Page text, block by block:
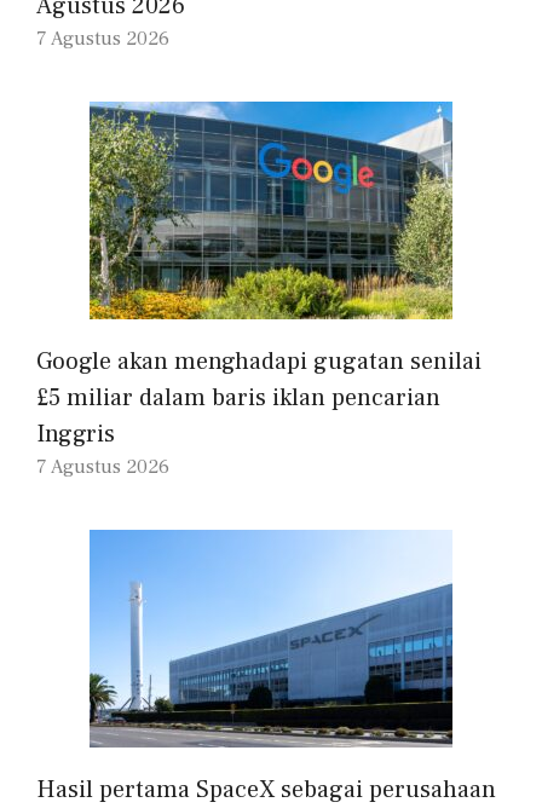
Agustus 2026
7 Agustus 2026
Google akan menghadapi gugatan senilai
£5 miliar dalam baris iklan pencarian
Inggris
7 Agustus 2026
Hasil pertama SpaceX sebagai perusahaan